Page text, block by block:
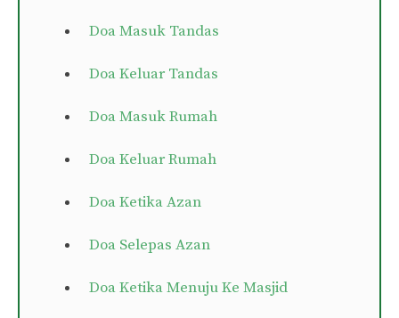
Doa Masuk Tandas
Doa Keluar Tandas
Doa Masuk Rumah
Doa Keluar Rumah
Doa Ketika Azan
Doa Selepas Azan
Doa Ketika Menuju Ke Masjid